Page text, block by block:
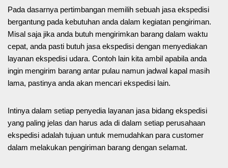
Pada dasarnya pertimbangan memilih sebuah jasa ekspedisi
bergantung pada kebutuhan anda dalam kegiatan pengiriman.
Misal saja jika anda butuh mengirimkan barang dalam waktu
cepat, anda pasti butuh jasa ekspedisi dengan menyediakan
layanan ekspedisi udara. Contoh lain kita ambil apabila anda
ingin mengirim barang antar pulau namun jadwal kapal masih
lama, pastinya anda akan mencari ekspedisi lain.
Intinya dalam setiap penyedia layanan jasa bidang ekspedisi
yang paling jelas dan harus ada di dalam setiap perusahaan
ekspedisi adalah tujuan untuk memudahkan para customer
dalam melakukan pengiriman barang dengan selamat.